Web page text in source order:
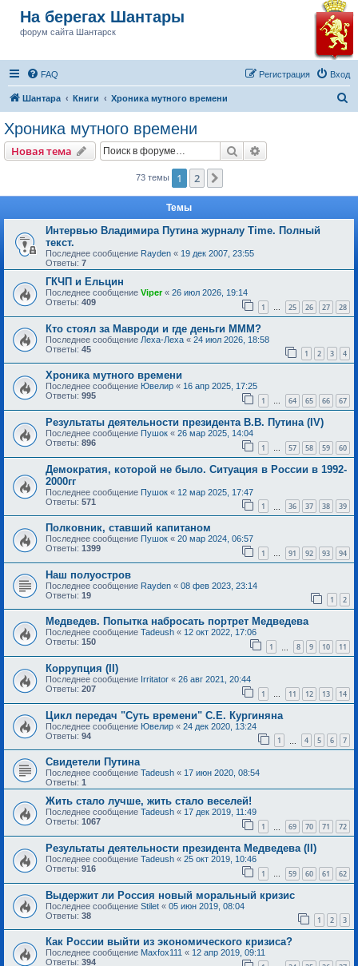
На берегах Шантары
форум сайта Шантарск
FAQ Вход
Регистрация
Шантара Книги Хроника мутного времени
Хроника мутного времени
Новая тема Поиск
73 темы 1 2
Темы
Интервью Владимира Путина журналу Time. Полный
текст.
Последнее сообщение Rayden « 19 дек 2007, 23:55
Ответы: 7
ГКЧП и Ельцин
Последнее сообщение Viper« 26 июл 2026, 19:14
Ответы: 409 1 … 25 26 27 28
Кто стоял за Мавроди и где деньги МММ?
Последнее сообщение Леха-Леха « 24 июл 2026, 18:58
Ответы: 45 1 2 3 4
Хроника мутного времени
Последнее сообщение Ювелир « 16 апр 2025, 17:25
Ответы: 995 1 … 64 65 66 67
Результаты деятельности президента В.В. Путина (IV)
Последнее сообщение Пушок « 26 мар 2025, 14:04
Ответы: 896 1 … 57 58 59 60
Демократия, которой не было. Ситуация в России в 1992-
2000гг
Последнее сообщение Пушок « 12 мар 2025, 17:47
Ответы: 571 1 36 37 38 39
Полковник, ставший капитаном
Последнее сообщение Пушок « 20 мар 2024, 06:57
Ответы: 1399 1 … 91 92 93 94
Наш полуостров
Последнее сообщение Rayden « 08 фев 2023, 23:14
Ответы: 19 1 2
Медведев. Попытка набросать портрет Медведева
Последнее сообщение Tadeush « 12 окт 2022, 17:06
Ответы: 150 1 8 9 10 11
Коррупция (II)
Последнее сообщение Irritator « 26 авг 2021, 20:44
Ответы: 207 1 … 11 12 13 14
Цикл передач "Суть времени" С.Е. Кургиняна
Последнее сообщение Ювелир « 24 дек 2020, 13:24
Ответы: 94 1 4 5 6 7
Свидетели Путина
Последнее сообщение Tadeush « 17 июн 2020, 08:54
Ответы: 1
Жить стало лучше, жить стало веселей!
Последнее сообщение Tadeush « 17 дек 2019, 11:49
Ответы: 1067 1 69 70 71 72
Результаты деятельности президента Медведева (II)
Последнее сообщение Tadeush « 25 окт 2019, 10:46
Ответы: 916 1 … 59 60 61 62
Выдержит ли Россия новый моральный кризис
Последнее сообщение Stilet « 05 июн 2019, 08:04
Ответы: 38 1 2 3
Как России выйти из экономического кризиса?
Последнее сообщение Maxfox111 « 12 апр 2019, 09:11
Ответы: 394